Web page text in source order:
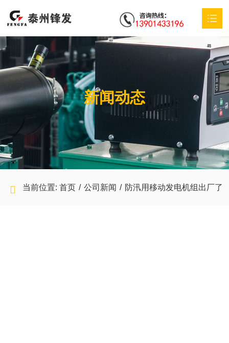
易游在线登录官网,易游online（中国）
产品中心
服务支持
新闻动态
新闻动态
当前位置: 首页 / 公司新闻 / 防汛用移动发电机组出厂了